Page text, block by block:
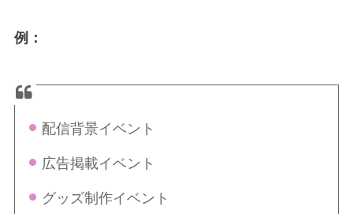
例：
配信背景イベント
広告掲載イベント
グッズ制作イベント